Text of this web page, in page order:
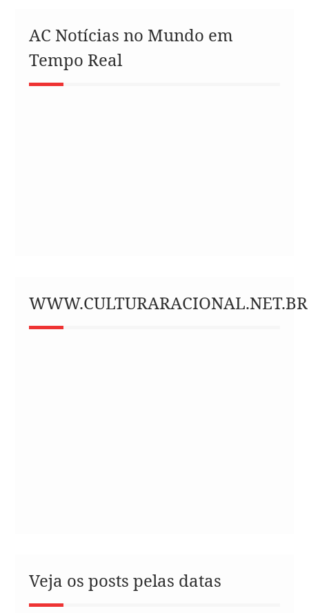
AC Notícias no Mundo em
Tempo Real
WWW.CULTURARACIONAL.NET.BR
Veja os posts pelas datas